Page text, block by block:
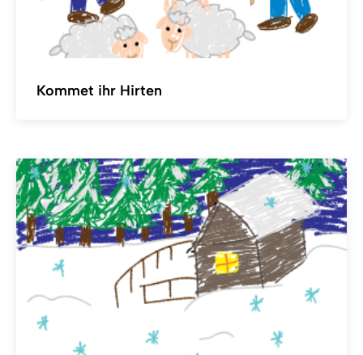
Kommet ihr Hirten